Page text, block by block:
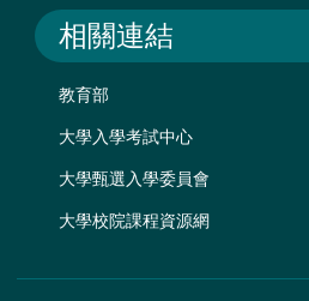
相關連結
教育部
大學入學考試中心
大學甄選入學委員會
大學校院課程資源網